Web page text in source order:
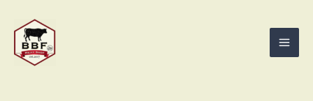
content